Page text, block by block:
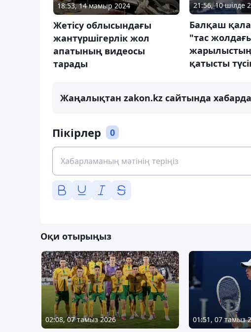
18:53, 14 мамыр 2024
Жетісу облысындағы
жантүршігерлік жол
апатының видеосы
тарады
21:56, 10 шілде
Балқаш
"тас
қатысты
Жаңалықтан zakon.kz сайтында
Пікірлер 0
Оқи отырыңыз
02:08, 07 тамыз 2026 01:51, 07 тамыз